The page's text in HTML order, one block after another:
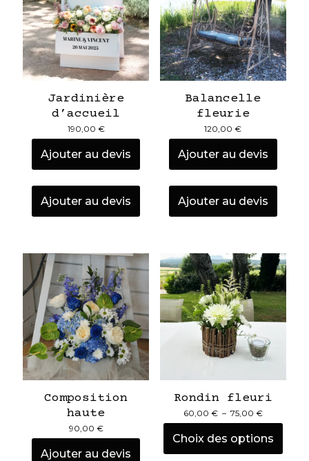
Jardinière
d’accueil
190,00 €
Ajouter au devis
Ajouter au devis
Balancelle
fleurie
120,00€
Ajouter au devis
Ajouter au devis
Composition
haute
90,00 €
Ajouter au devis
Rondin fleuri
60,00 € – 75,00 €Plage
de
60,00 €
à
Choix des options